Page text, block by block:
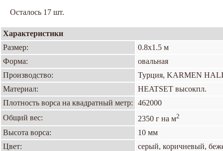
Осталось 17 шт.
Характеристики
Размер:
0.8х1.5 м
Форма:
овальная
Производство:
Турция, KARMEN HALI
Материал:
HEATSET высокпл.
Плотность ворса на квадратный метр:
462000
Общий вес:
2350 г на м2
Высота ворса:
10 мм
Цвет:
серый, коричневый,